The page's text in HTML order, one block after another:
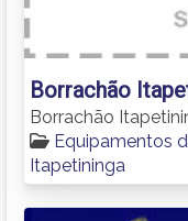
Borrachão
Borrachão
Equipamentos
Itapetininga